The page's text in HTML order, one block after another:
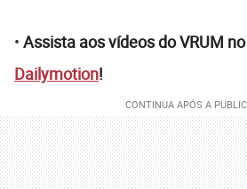
• Assista aos vídeos do VRUM no
Dailymotion!